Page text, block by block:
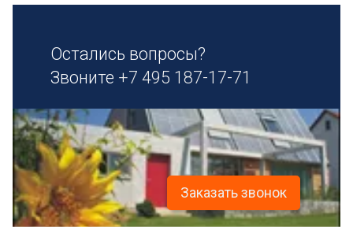
Остались вопросы?
Звоните +7 495 187-17-71
Заказать звонок